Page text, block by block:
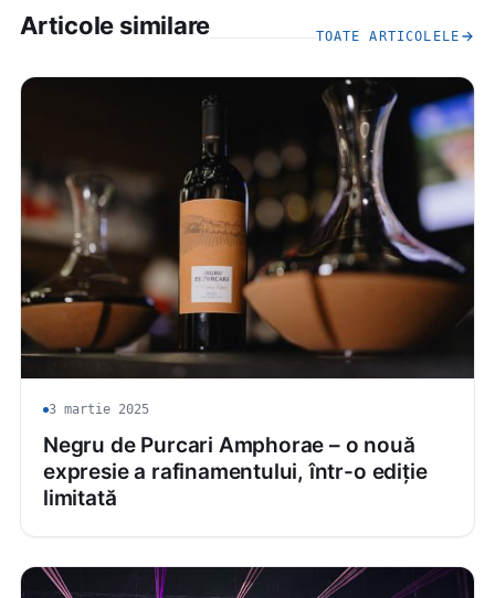
Articole similare TOATE ARTICOLELE
3 martie 2025
Negru de Purcari Amphorae – o nouă
expresie a rafinamentului, într-o ediție
limitată